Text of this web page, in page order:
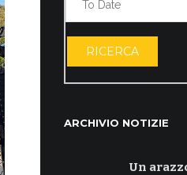
RICERCA
ARCHIVIO NOTIZIE
Un